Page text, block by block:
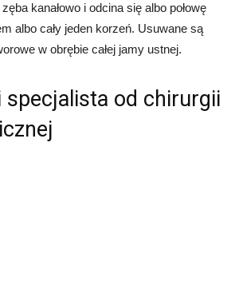
kanałowo i odcina się albo połowę
albo cały jeden korzeń. Usuwane są
w obrębie całej jamy ustnej.
specjalista od chirurgii